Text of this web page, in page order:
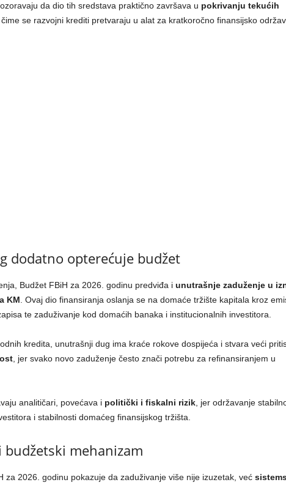
da dio tih sredstava praktično završava u pokrivanju tekućih
se razvojni krediti pretvaraju u alat za kratkoročno finansijsko
dodatno opterećuje budžet
Budžet FBiH za 2026. godinu predviđa i unutrašnje zaduženje u
KM . Ovaj dio finansiranja oslanja se na domaće tržište kapitala kroz
te zaduživanje kod domaćih banaka i institucionalnih investitora.
kredita, unutrašnji dug ima kraće rokove dospijeća i stvara veći
, jer svako novo zaduženje često znači potrebu za refinansiranjem u
analitičari, povećava i politički i fiskalni rizik, jer održavanje
i stabilnosti domaćeg finansijskog tržišta.
mehanizam
za 2026. godinu pokazuje da zaduživanje više nije izuzetak, već